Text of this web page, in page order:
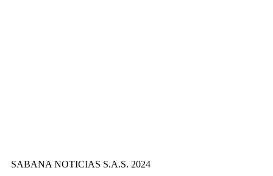
SABANA NOTICIAS S.A.S. 2024